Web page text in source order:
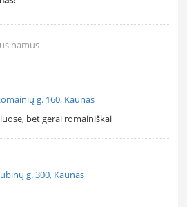
namus
g. 160, Kaunas
bet gerai romainiškai
g. 300, Kaunas